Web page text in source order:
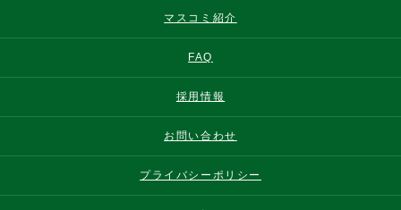
マスコミ紹介
FAQ
採用情報
お問い合わせ
プライバシーポリシー